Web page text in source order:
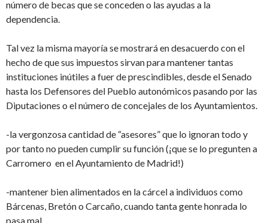
número de becas que se conceden o las ayudas a la
dependencia.
Tal vez la misma mayoría se mostrará en desacuerdo con el
hecho de que sus impuestos sirvan para mantener tantas
instituciones inútiles a fuer de prescindibles, desde el Senado
hasta los Defensores del Pueblo autonómicos pasando por las
Diputaciones o el número de concejales de los Ayuntamientos.
-la vergonzosa cantidad de “asesores” que lo ignoran todo y
por tanto no pueden cumplir su función (¡que se lo pregunten a
Carromero en el Ayuntamiento de Madrid!)
-mantener bien alimentados en la cárcel a individuos como
Bárcenas, Bretón o Carcaño, cuando tanta gente honrada lo
pasa mal.